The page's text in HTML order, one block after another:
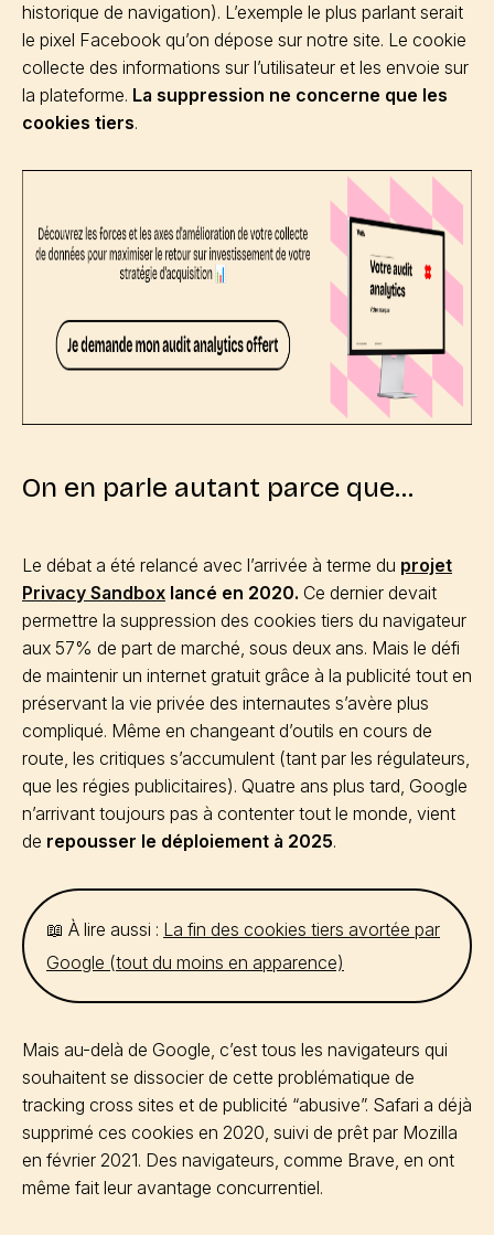
historique de navigation). L’exemple le plus parlant serait
le pixel Facebook qu’on dépose sur notre site. Le cookie
collecte des informations sur l’utilisateur et les envoie sur
la plateforme. La suppression ne concerne que les
cookies tiers.
On en parle autant parce que…
Le débat a été relancé avec l’arrivée à terme du projet
Privacy Sandbox lancé en 2020. Ce dernier devait
permettre la suppression des cookies tiers du navigateur
aux 57% de part de marché, sous deux ans. Mais le défi
de maintenir un internet gratuit grâce à la publicité tout en
préservant la vie privée des internautes s’avère plus
compliqué. Même en changeant d’outils en cours de
route, les critiques s’accumulent (tant par les régulateurs,
que les régies publicitaires). Quatre ans plus tard, Google
n’arrivant toujours pas à contenter tout le monde, vient
de repousser le déploiement à 2025.
📖 À lire aussi : La fin des cookies tiers avortée par
Google (tout du moins en apparence)
Mais au-delà de Google, c’est tous les navigateurs qui
souhaitent se dissocier de cette problématique de
tracking cross sites et de publicité “abusive”. Safari a déjà
supprimé ces cookies en 2020, suivi de prêt par Mozilla
en février 2021. Des navigateurs, comme Brave, en ont
même fait leur avantage concurrentiel.